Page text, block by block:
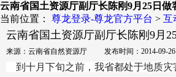
云南省国土资源厅副厅长陈刚9月25日做
当前位置： 尊龙登录-尊龙官方平台 > 互
云南省国土资源厅副厅长陈刚9月
来源：云南省自然资源厅 发布时间：2014-09-26
到十月下旬之前，我省都处于地质